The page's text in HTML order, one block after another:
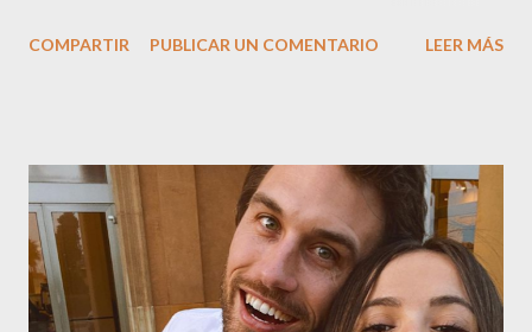
sector en una cena de reconocimiento.Sus hijas Carolina (CEO
peluquería del grupo.Justo hace unos días Carol Pagés nos
contaba detalles del homenaje en Actualida Rosa en RCE
radio,en el programa que presento todos los jueves de 17 a 18
horas . Carolina y Quionia Pagés Carolina Pagés La cita ,en el
Museu Marítim de BCN ,en las Drassanes reunió a figuras
COMPARTIR PUBLICAR UN COMENTARIO LEER MÁS